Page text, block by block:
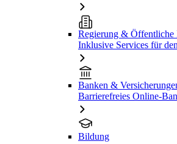
Regierung & Öffentliche
Inklusive Services für
Banken &
Barrierefreies Online-
Bildung